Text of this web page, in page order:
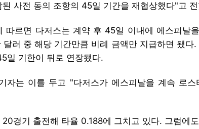
된 사전 동의 조항의 45일 기간을 재협상했다"고
따르면 다저스는 계약 후 45일 이내에 에스피날
달러 중 해당 기간만큼 비례 금액만 지급하면 됐다
일 기한이 뒤로 연장됐다.
자는 이를 두고 "다저스가 에스피날을 계속 로스
20경기 출전해 타율 0.188에 그치고 있다. 그럼에